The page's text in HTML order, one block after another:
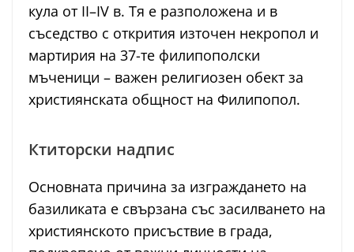
кула от II–IV в. Тя е разположена и в
съседство с открития източен некропол и
мартирия на 37-те филипополски
мъченици – важен религиозен обект за
християнската общност на Филипопол.
Ктиторски надпис
Основната причина за изграждането на
базиликата е свързана със засилването на
християнското присъствие в града,